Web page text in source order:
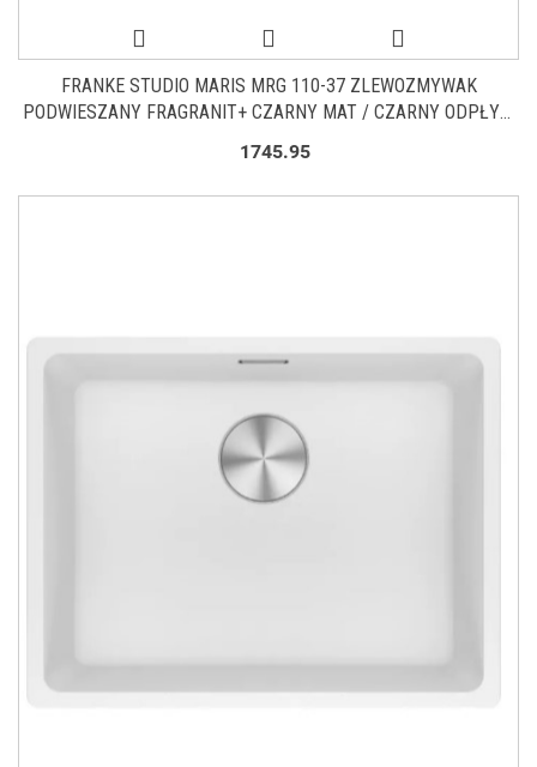
FRANKE STUDIO MARIS MRG 110-37 ZLEWOZMYWAK
PODWIESZANY FRAGRANIT+ CZARNY MAT / CZARNY ODPŁYW
1745.95